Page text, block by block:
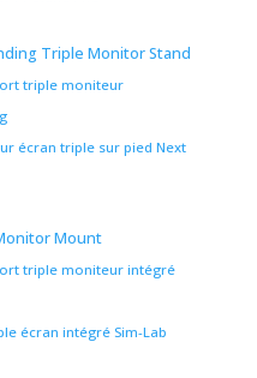
Triple Monitor Stand
triple moniteur
écran triple sur pied Next
Mount
triple moniteur intégré
écran intégré Sim-Lab